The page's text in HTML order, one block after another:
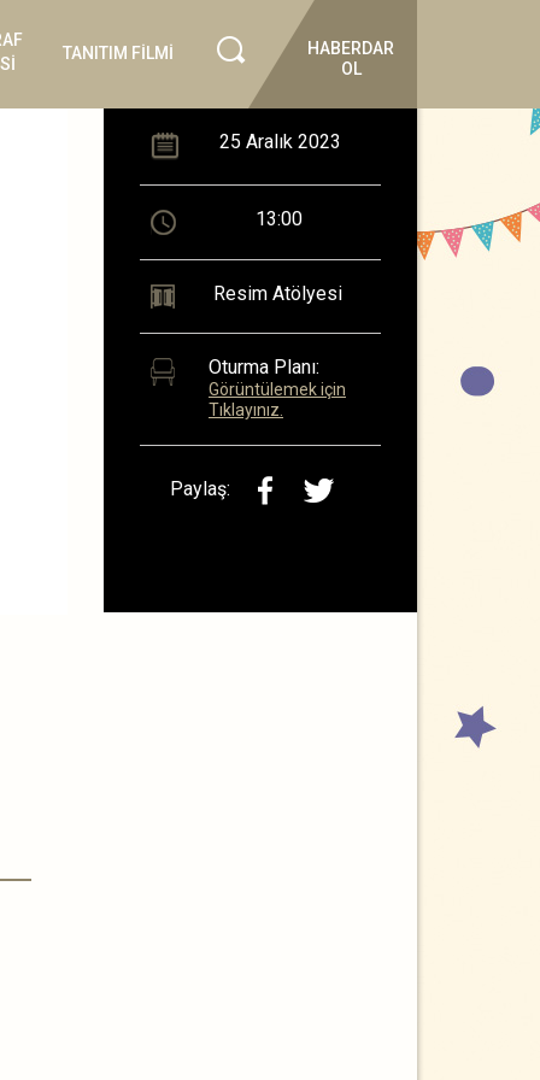
TANITIM FİLMİ
HABERDAR
OL
25 Aralık 2023
13:00
Resim Atölyesi
Oturma Planı:
Görüntülemek için
Tıklayınız.
Paylaş: